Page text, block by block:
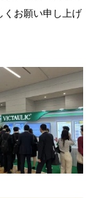
くお願い申し上げ